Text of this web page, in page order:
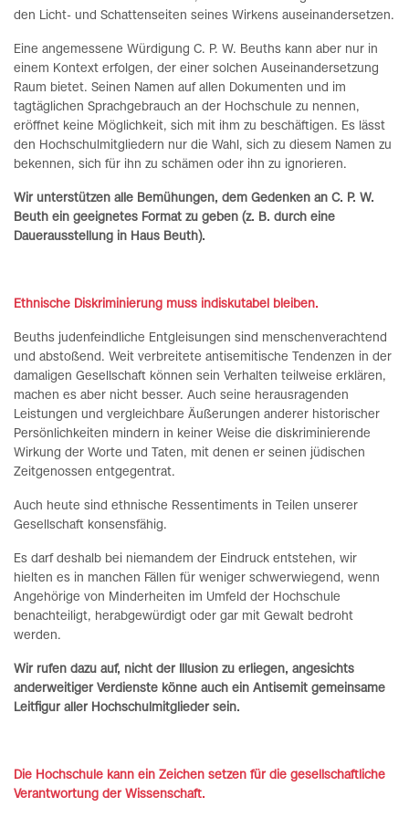
den Licht- und Schattenseiten seines Wirkens auseinandersetzen.
Eine angemessene Würdigung C. P. W. Beuths kann aber nur in
einem Kontext erfolgen, der einer solchen Auseinandersetzung
Raum bietet. Seinen Namen auf allen Dokumenten und im
tagtäglichen Sprachgebrauch an der Hochschule zu nennen,
eröffnet keine Möglichkeit, sich mit ihm zu beschäftigen. Es lässt
den Hochschulmitgliedern nur die Wahl, sich zu diesem Namen zu
bekennen, sich für ihn zu schämen oder ihn zu ignorieren.
Wir unterstützen alle Bemühungen, dem Gedenken an C. P. W.
Beuth ein geeignetes Format zu geben (z. B. durch eine
Dauerausstellung in Haus Beuth).
Ethnische Diskriminierung muss indiskutabel bleiben.
Beuths judenfeindliche Entgleisungen sind menschenverachtend
und abstoßend. Weit verbreitete antisemitische Tendenzen in der
damaligen Gesellschaft können sein Verhalten teilweise erklären,
machen es aber nicht besser. Auch seine herausragenden
Leistungen und vergleichbare Äußerungen anderer historischer
Persönlichkeiten mindern in keiner Weise die diskriminierende
Wirkung der Worte und Taten, mit denen er seinen jüdischen
Zeitgenossen entgegentrat.
Auch heute sind ethnische Ressentiments in Teilen unserer
Gesellschaft konsensfähig.
Es darf deshalb bei niemandem der Eindruck entstehen, wir
hielten es in manchen Fällen für weniger schwerwiegend, wenn
Angehörige von Minderheiten im Umfeld der Hochschule
benachteiligt, herabgewürdigt oder gar mit Gewalt bedroht
werden.
Wir rufen dazu auf, nicht der Illusion zu erliegen, angesichts
anderweitiger Verdienste könne auch ein Antisemit gemeinsame
Leitfigur aller Hochschulmitglieder sein.
Die Hochschule kann ein Zeichen setzen für die gesellschaftliche
Verantwortung der Wissenschaft.